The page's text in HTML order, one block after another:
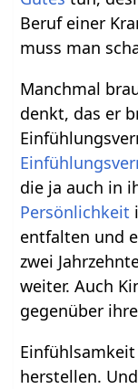
Beruf einer
muss man
Manchmal
denkt, das er
die ja auch in
Persönlichkeit
entfalten und
zwei
weiter. Auch
gegenüber
herstellen.